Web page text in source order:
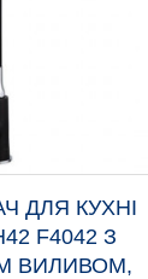
ДЛЯ КУХНІ
F4042 З
ВИЛИВОМ,